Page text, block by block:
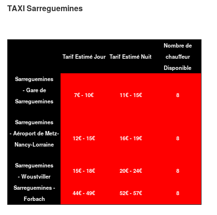
TAXI Sarreguemines
Tarif Estimé Jour Tarif Estimé Nuit
Nombre de
chauffeur
Disponible
Sarreguemines
- Gare de
Sarreguemines
7€ - 10€ 11€ - 15€ 8
Sarreguemines
- Aéroport de Metz-
Nancy-Lorraine
12€ - 15€ 16€ - 19€ 8
Sarreguemines
- Woustviller
15€ - 18€ 20€ - 24€ 8
Sarreguemines -
Forbach
44€ - 49€ 52€ - 57€ 8